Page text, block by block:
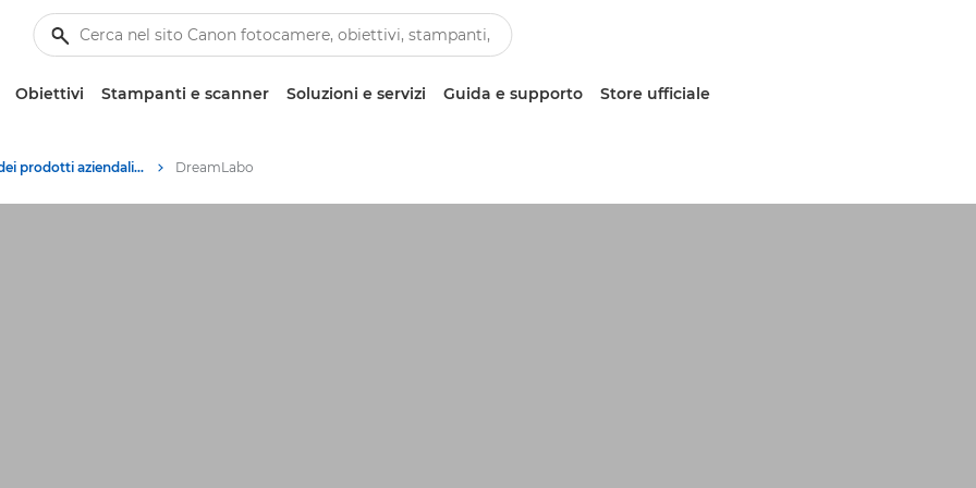
Obiettivi Stampanti e scanner Soluzioni e servizi Guida e supporto Store ufficiale
Archivio dei prodotti aziendali fuori produzione DreamLabo